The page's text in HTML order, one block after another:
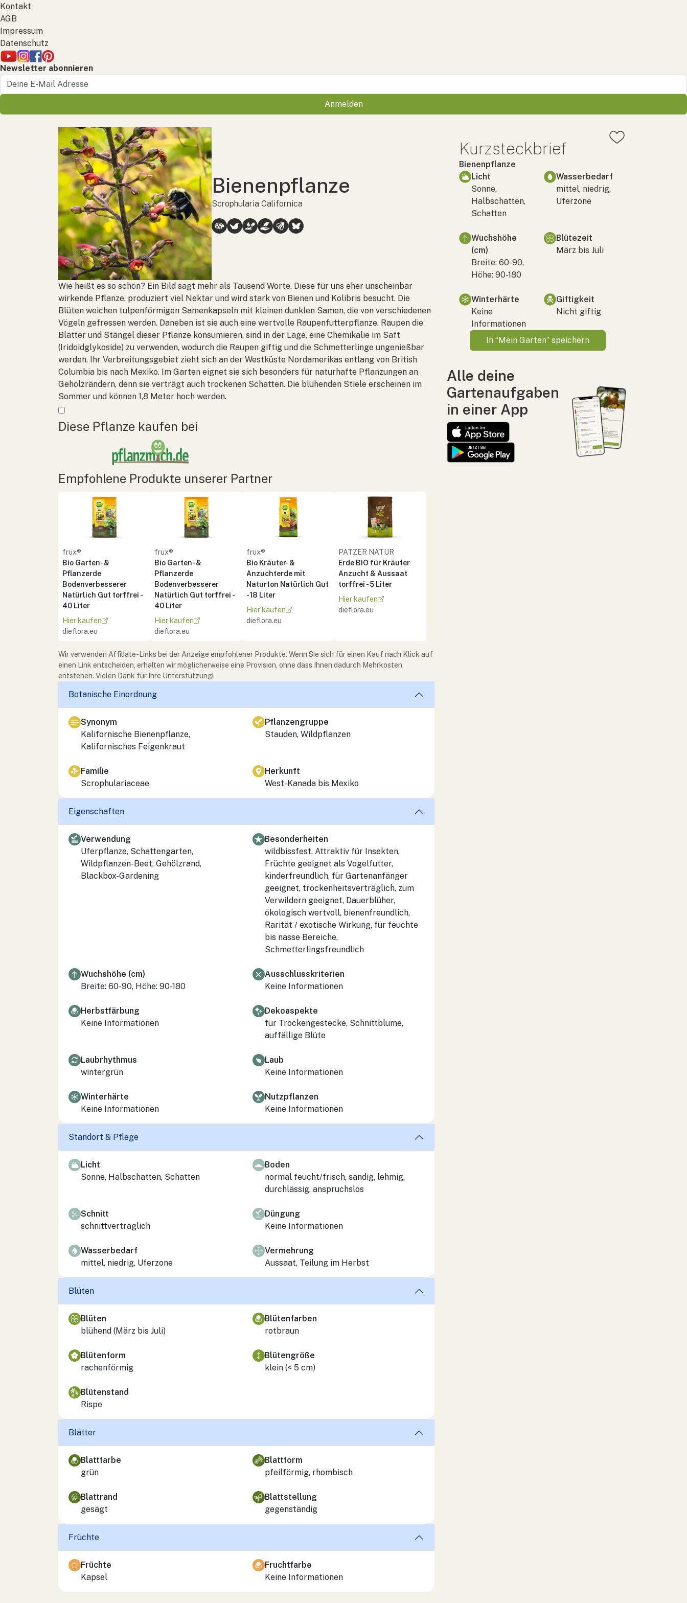
Kontakt
AGB
Impressum
Datenschutz
Newsletter abonnieren
Anmelden
Bienenpflanze
Scrophularia Californica
Wie heißt es so schön? Ein Bild sagt mehr als Tausend Worte. Diese für uns eher unscheinbar
wirkende Pflanze, produziert viel Nektar und wird stark von Bienen und Kolibris besucht. Die
Blüten weichen tulpenförmigen Samenkapseln mit kleinen dunklen Samen, die von verschiedenen
Vögeln gefressen werden. Daneben ist sie auch eine wertvolle Raupenfutterpflanze. Raupen die
Blätter und Stängel dieser Pflanze konsumieren, sind in der Lage, eine Chemikalie im Saft
(Iridoidglykoside) zu verwenden, wodurch die Raupen giftig und die Schmetterlinge ungenießbar
werden. Ihr Verbreitungsgebiet zieht sich an der Westküste Nordamerikas entlang von British
Columbia bis nach Mexiko. Im Garten eignet sie sich besonders für naturhafte Pflanzungen an
Gehölzrändern, denn sie verträgt auch trockenen Schatten. Die blühenden Stiele erscheinen im
Sommer und können 1,8 Meter hoch werden.
Mehr anzeigen
Diese Pflanze kaufen bei
Empfohlene Produkte unserer Partner
frux®
Bio Garten- &
Pflanzerde
Bodenverbesserer
Natürlich Gut torffrei -
40 Liter
Hier kaufen
dieflora.eu
frux®
Bio Garten- &
Pflanzerde
Bodenverbesserer
Natürlich Gut torffrei -
40 Liter
Hier kaufen
dieflora.eu
frux®
Bio Kräuter- &
Anzuchterde mit
Naturton Natürlich Gut
- 18 Liter
Hier kaufen
dieflora.eu
PATZER NATUR
Erde BIO für Kräuter
Anzucht & Aussaat
torffrei - 5 Liter
Hier kaufen
dieflora.eu
Wir verwenden Affiliate-Links bei der Anzeige empfohlener Produkte. Wenn Sie sich für einen Kauf nach Klick auf
einen Link entscheiden, erhalten wir möglicherweise eine Provision, ohne dass Ihnen dadurch Mehrkosten
entstehen. Vielen Dank für Ihre Unterstützung!
Botanische Einordnung
Synonym
Kalifornische Bienenpflanze,
Kalifornisches Feigenkraut
Pflanzengruppe
Stauden, Wildpflanzen
Familie
Scrophulariaceae
Herkunft
West-Kanada bis Mexiko
Eigenschaften
Verwendung
Uferpflanze, Schattengarten,
Wildpflanzen-Beet, Gehölzrand,
Blackbox-Gardening
Besonderheiten
wildbissfest, Attraktiv für Insekten,
Früchte geeignet als Vogelfutter,
kinderfreundlich, für Gartenanfänger
geeignet, trockenheitsverträglich, zum
Verwildern geeignet, Dauerblüher,
ökologisch wertvoll, bienenfreundlich,
Rarität / exotische Wirkung, für feuchte
bis nasse Bereiche,
Schmetterlingsfreundlich
Wuchshöhe (cm)
Breite: 60-90, Höhe: 90-180
Ausschlusskriterien
Keine Informationen
Herbstfärbung
Keine Informationen
Dekoaspekte
für Trockengestecke, Schnittblume,
auffällige Blüte
Laubrhythmus
wintergrün
Laub
Keine Informationen
Winterhärte
Keine Informationen
Nutzpflanzen
Keine Informationen
Standort & Pflege
Licht
Sonne, Halbschatten, Schatten
Boden
normal feucht/frisch, sandig, lehmig,
durchlässig, anspruchslos
Schnitt
schnittverträglich
Düngung
Keine Informationen
Wasserbedarf
mittel, niedrig, Uferzone
Vermehrung
Aussaat, Teilung im Herbst
Blüten
Blüten
blühend (März bis Juli)
Blütenfarben
rotbraun
Blütenform
rachenförmig
Blütengröße
klein (< 5 cm)
Blütenstand
Rispe
Blätter
Blattfarbe
grün
Blattform
pfeilförmig, rhombisch
Blattrand
gesägt
Blattstellung
gegenständig
Früchte
Früchte
Kapsel
Fruchtfarbe
Keine Informationen
Kurzsteckbrief
Bienenpflanze
Licht
Sonne,
Halbschatten,
Schatten
Wasserbedarf
mittel, niedrig,
Uferzone
Wuchshöhe
(cm)
Breite: 60-90,
Höhe: 90-180
Blütezeit
März bis Juli
Winterhärte
Keine
Informationen
Giftigkeit
Nicht giftig
In “Mein Garten” speichern
Alle deine
Gartenaufgaben
in einer App